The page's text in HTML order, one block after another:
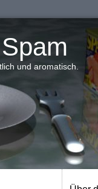
und aromatisch.